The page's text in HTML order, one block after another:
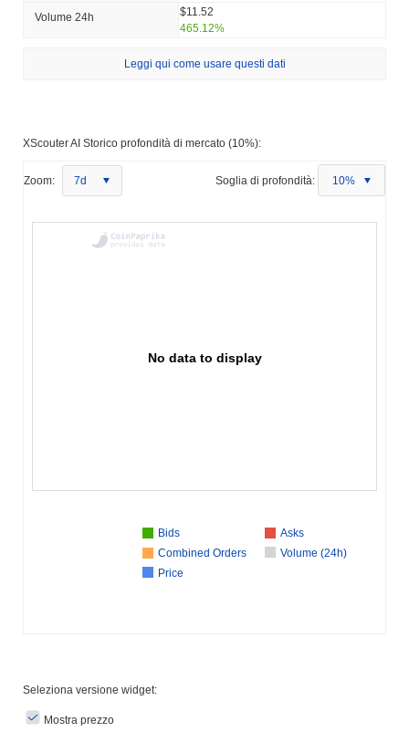
Volume 24h
$11.52
465.12%
Leggi qui come usare questi dati
XScouter AI Storico profondità di mercato (10%):
Zoom: 7d Soglia di profondità: 10%
No data to display
Bids
Asks
Combined Orders
Volume (24h)
Price
Seleziona versione widget:
Mostra prezzo